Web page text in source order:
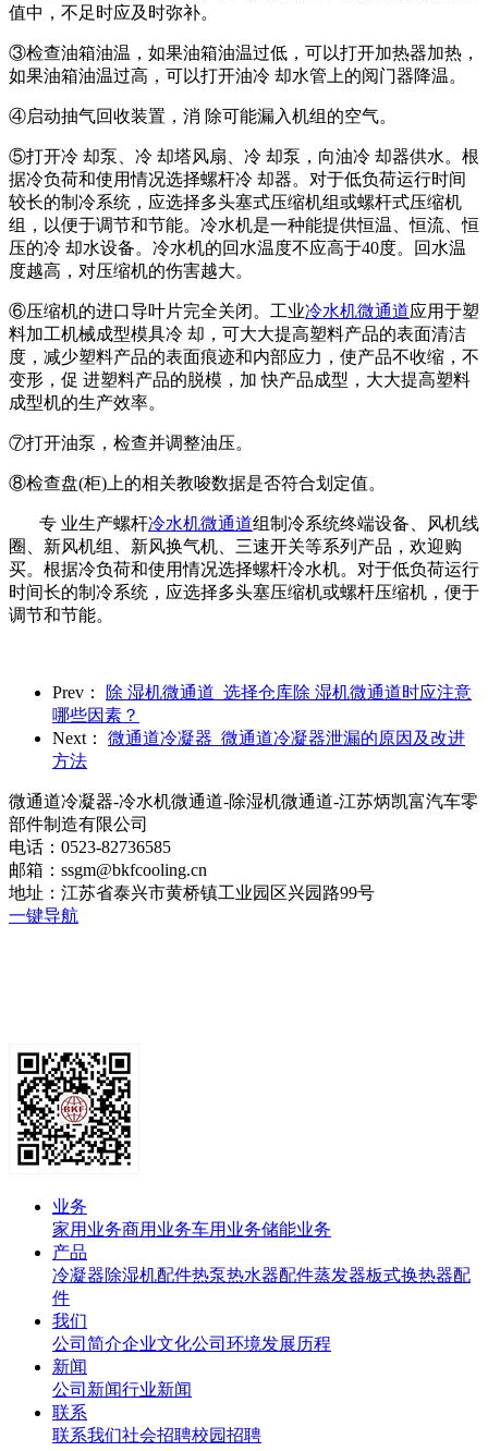
值中，不足时应及时弥补。
③检查油箱油温，如果油箱油温过低，可以打开加热器加热，
如果油箱油温过高，可以打开油冷 却水管上的阅门器降温。
④启动抽气回收装置，消 除可能漏入机组的空气。
⑤打开冷 却泵、冷 却塔风扇、冷 却泵，向油冷 却器供水。根
据冷负荷和使用情况选择螺杆冷 却器。对于低负荷运行时间
较长的制冷系统，应选择多头塞式压缩机组或螺杆式压缩机
组，以便于调节和节能。冷水机是一种能提供恒温、恒流、恒
压的冷 却水设备。冷水机的回水温度不应高于40度。回水温
度越高，对压缩机的伤害越大。
⑥压缩机的进口导叶片完全关闭。工业冷水机微通道应用于塑
料加工机械成型模具冷 却，可大大提高塑料产品的表面清洁
度，减少塑料产品的表面痕迹和内部应力，使产品不收缩，不
变形，促 进塑料产品的脱模，加 快产品成型，大大提高塑料
成型机的生产效率。
⑦打开油泵，检查并调整油压。
⑧检查盘(柜)上的相关教唆数据是否符合划定值。
专 业生产螺杆冷水机微通道组制冷系统终端设备、风机线
圈、新风机组、新风换气机、三速开关等系列产品，欢迎购
买。根据冷负荷和使用情况选择螺杆冷水机。对于低负荷运行
时间长的制冷系统，应选择多头塞压缩机或螺杆压缩机，便于
调节和节能。
Prev：
除 湿机微通道_选择仓库除 湿机微通道时应注意
哪些因素？
Next：
微通道冷凝器_微通道冷凝器泄漏的原因及改进
方法
微通道冷凝器-冷水机微通道-除湿机微通道-江苏炳凯富汽车零
部件制造有限公司
电话：0523-82736585
邮箱：ssgm@bkfcooling.cn
地址：江苏省泰兴市黄桥镇工业园区兴园路99号
一键导航
业务
家用业务商用业务车用业务储能业务
产品
冷凝器除湿机配件热泵热水器配件蒸发器板式换热器配
件
我们
公司简介企业文化公司环境发展历程
新闻
公司新闻行业新闻
联系
联系我们社会招聘校园招聘